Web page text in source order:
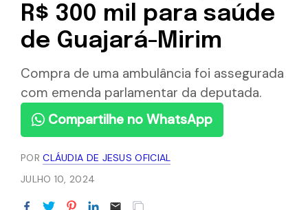
R$ 300 mil para saúde
de Guajará-Mirim
Compra de uma ambulância foi assegurada
com emenda parlamentar da deputada.
Compartilhe no WhatsApp
PORCLÁUDIA DE JESUS OFICIAL
JULHO 10, 2024